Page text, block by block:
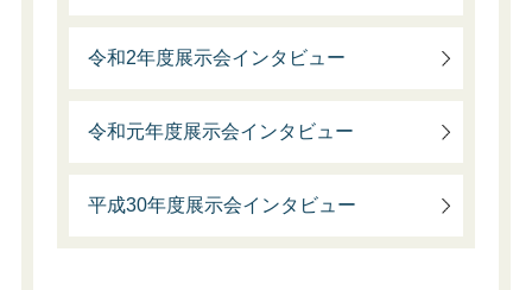
令和2年度展示会インタビュー
令和元年度展示会インタビュー
平成30年度展示会インタビュー